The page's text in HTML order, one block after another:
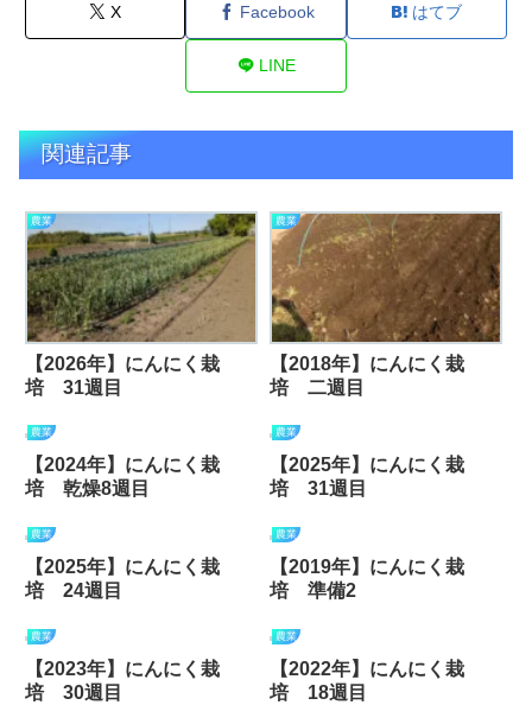
X Facebook はてブ
LINE
関連記事
農業
【2026年】にんにく栽
培 31週目
農業
【2018年】にんにく栽
培 二週目
農業
【2024年】にんにく栽
培 乾燥8週目
農業
【2025年】にんにく栽
培 31週目
農業
【2025年】にんにく栽
培 24週目
農業
【2019年】にんにく栽
培 準備2
農業
【2023年】にんにく栽
培 30週目
農業
【2022年】にんにく栽
培 18週目